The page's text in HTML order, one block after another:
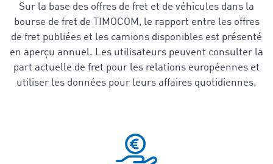
Sur la base des offres de fret et de véhicules dans la
bourse de fret de TIMOCOM, le rapport entre les offres
de fret publiées et les camions disponibles est présenté
en aperçu annuel. Les utilisateurs peuvent consulter la
part actuelle de fret pour les relations européennes et
utiliser les données pour leurs affaires quotidiennes.